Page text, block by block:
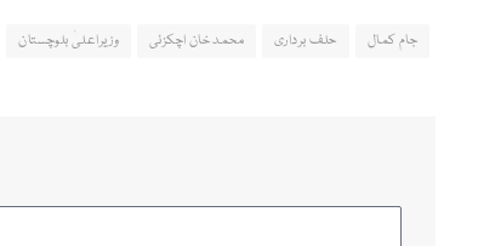
جام کمال حلف برداری محمد خان اچکزئی وزیراعلیٰ بلوچستان